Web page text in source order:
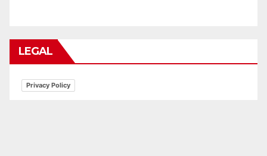
LEGAL
Privacy Policy